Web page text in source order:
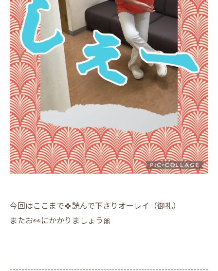
今回はここまで🍀読んで下さりオーレイ（御礼）
またお👀にかかりましょう🎀
--------------------------------------------------------------------